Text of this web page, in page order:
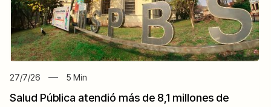
27/7/26 5 Min
Salud Pública atendió más de 8,1 millones de